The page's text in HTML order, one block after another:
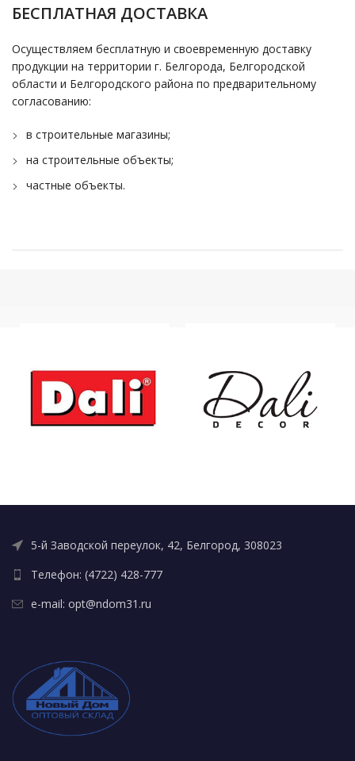
БЕСПЛАТНАЯ ДОСТАВКА
Осуществляем бесплатную и своевременную доставку
продукции на территории г. Белгорода, Белгородской
области и Белгородского района по предварительному
согласованию:
в строительные магазины;
на строительные объекты;
частные объекты.
5-й Заводской переулок, 42, Белгород, 308023
Телефон: (4722) 428-777
e-mail: opt@ndom31.ru